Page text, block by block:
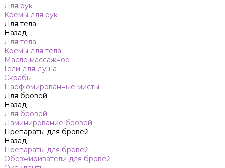
Для рук
Кремы для рук
Для тела
Назад
Для тела
Кремы для тела
Масло массажное
Гели для душа
Скрабы
Парфюмированные мисты
Для бровей
Назад
Для бровей
Ламинирование бровей
Препараты для бровей
Назад
Препараты для бровей
Обезжириватели для бровей